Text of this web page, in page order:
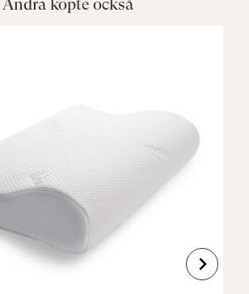
Andra köpte också